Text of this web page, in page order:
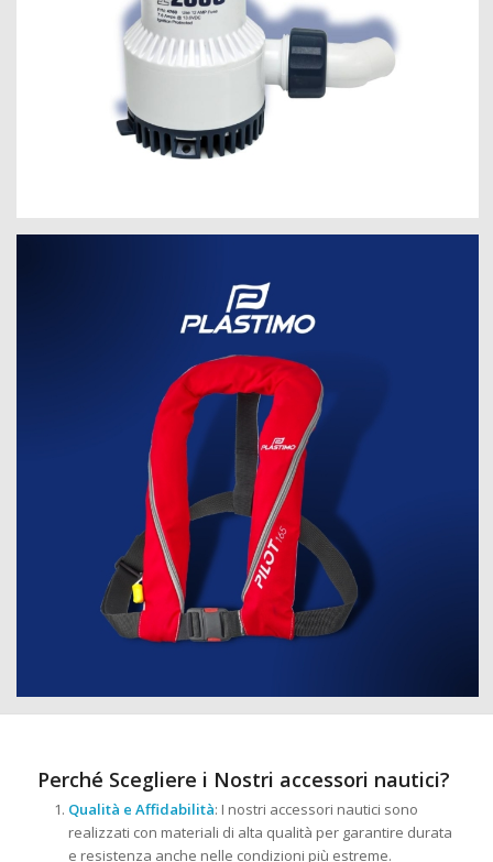
Perché Scegliere i Nostri accessori nautici?
Qualità e Affidabilità: I nostri accessori nautici sono
realizzati con materiali di alta qualità per garantire durata
e resistenza anche nelle condizioni più estreme.